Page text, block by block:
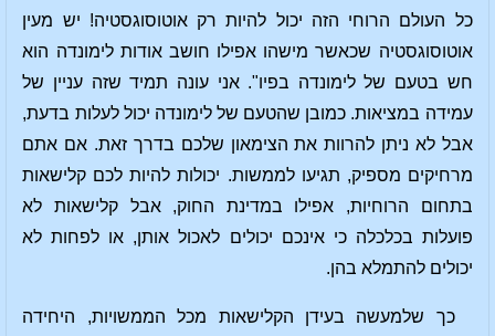
כל העולם הרוחי הזה יכול להיות רק אוטוסוגסטיה! יש מעין
אוטוסוגסטיה שכאשר מישהו אפילו חושב אודות לימונדה הוא
חש בטעם של לימונדה בפיו". אני עונה תמיד שזה עניין של
עמידה במציאות. כמובן שהטעם של לימונדה יכול לעלות בדעת,
אבל לא ניתן להרוות את הצימאון שלכם בדרך זאת. אם אתם
מרחיקים מספיק, תגיעו לממשות. יכולות להיות לכם קלישאות
בתחום הרוחיות, אפילו במדינת החוק, אבל קלישאות לא
פועלות בכלכלה כי אינכם יכולים לאכול אותן, או לפחות לא
יכולים להתמלא בהן.
כך שלמעשה בעידן הקלישאות מכל הממשויות, היחידה